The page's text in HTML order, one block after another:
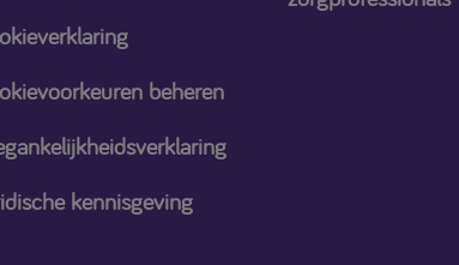
beheren
kennisgeving